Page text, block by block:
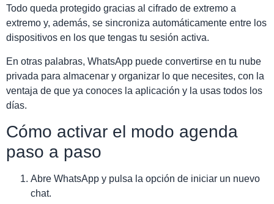
Todo queda protegido gracias al cifrado de extremo a
extremo y, además, se sincroniza automáticamente entre los
dispositivos en los que tengas tu sesión activa.
En otras palabras, WhatsApp puede convertirse en tu nube
privada para almacenar y organizar lo que necesites, con la
ventaja de que ya conoces la aplicación y la usas todos los
días.
Cómo activar el modo agenda
paso a paso
Abre WhatsApp y pulsa la opción de iniciar un nuevo
chat.